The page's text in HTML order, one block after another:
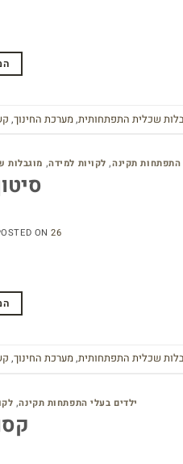
שכלית התפתחותית,מערכת החינוך,
התפתחות תקינה, לקויות למידה, מוגבלות
ON26 באוגוסט 2020
שכלית התפתחותית,מערכת החינוך,
ילדים בעלי התפתחות תקינה,